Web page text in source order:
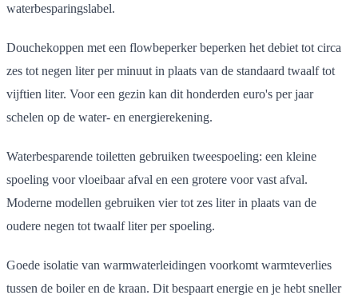
waterbesparingslabel.
Douchekoppen met een flowbeperker beperken het debiet tot circa
zes tot negen liter per minuut in plaats van de standaard twaalf tot
vijftien liter. Voor een gezin kan dit honderden euro's per jaar
schelen op de water- en energierekening.
Waterbesparende toiletten gebruiken tweespoeling: een kleine
spoeling voor vloeibaar afval en een grotere voor vast afval.
Moderne modellen gebruiken vier tot zes liter in plaats van de
oudere negen tot twaalf liter per spoeling.
Goede isolatie van warmwaterleidingen voorkomt warmteverlies
tussen de boiler en de kraan. Dit bespaart energie en je hebt sneller